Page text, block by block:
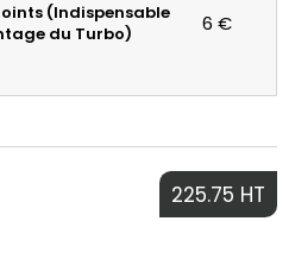
(Indispensable
du Turbo)
6 €
225.75 HT